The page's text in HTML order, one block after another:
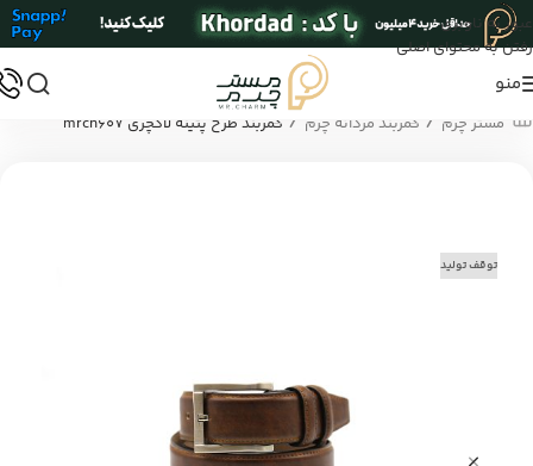
عبور به ناوبری
رفتن به محتوای اصلی
منو
مستر چرم / کمربند مردانه چرم / کمربند طرح پتینه لاکچری mrch607
توقف تولید